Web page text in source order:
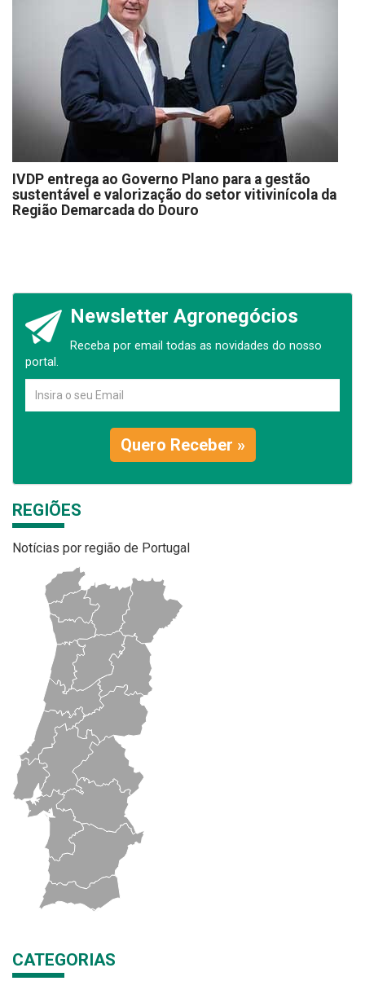
IVDP entrega ao Governo Plano para a gestão
sustentável e valorização do setor vitivinícola da
Região Demarcada do Douro
Newsletter Agronegócios
Receba por email todas as novidades do nosso
portal.
Quero Receber »
REGIÕES
Notícias por região de Portugal
CATEGORIAS